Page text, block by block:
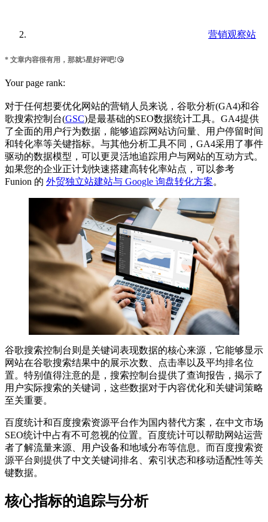
营销观察站
* 文章内容很有用，那就5星好评吧!😘
Your page rank:
对于任何想要优化网站的营销人员来说，谷歌分析(GA4)和谷
歌搜索控制台(GSC)是最基础的SEO数据统计工具。GA4提供
了全面的用户行为数据，能够追踪网站访问量、用户停留时间
和转化率等关键指标。与其他分析工具不同，GA4采用了事件
驱动的数据模型，可以更灵活地追踪用户与网站的互动方式。
如果您的企业正计划快速搭建高转化率站点，可以参考
Funion 的 外贸独立站建站与 Google 询盘转化方案。
谷歌搜索控制台则是关键词表现数据的核心来源，它能够显示
网站在谷歌搜索结果中的展示次数、点击率以及平均排名位
置。特别值得注意的是，搜索控制台提供了查询报告，揭示了
用户实际搜索的关键词，这些数据对于内容优化和关键词策略
至关重要。
百度统计和百度搜索资源平台作为国内替代方案，在中文市场
SEO统计中占有不可忽视的位置。百度统计可以帮助网站运营
者了解流量来源、用户设备和地域分布等信息。而百度搜索资
源平台则提供了中文关键词排名、索引状态和移动适配性等关
键数据。
核心指标的追踪与分析